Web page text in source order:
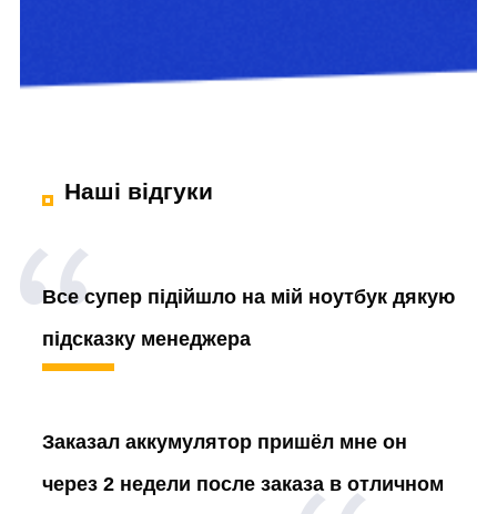
Наші відгуки
Все супер підійшло на мій ноутбук дякую
підсказку менеджера
Заказал аккумулятор пришёл мне он
через 2 недели после заказа в отличном